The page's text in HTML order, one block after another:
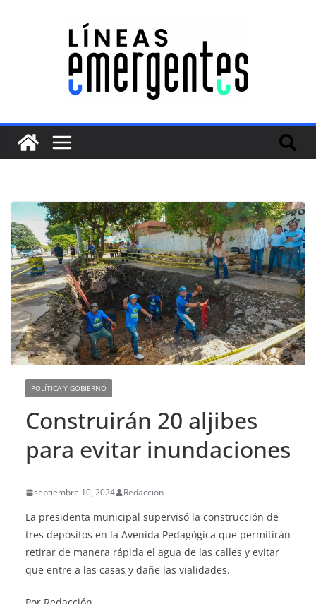
POLÍTICA Y GOBIERNO
Construirán 20 aljibes
para evitar inundaciones
septiembre 10, 2024 Redaccion
La presidenta municipal supervisó la construcción de
tres depósitos en la Avenida Pedagógica que permitirán
retirar de manera rápida el agua de las calles y evitar
que entre a las casas y dañe las vialidades.